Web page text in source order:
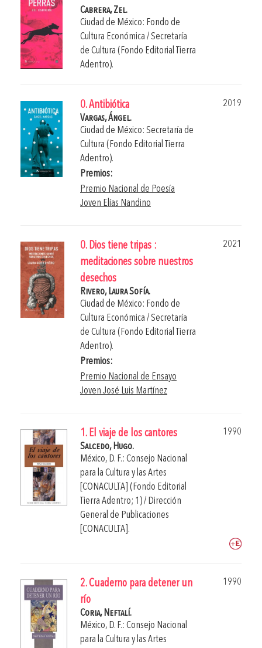
Cabrera, Zel.
Ciudad de México: Fondo de
Cultura Económica / Secretaría
de Cultura (Fondo Editorial Tierra
Adentro).
0. Antibiótica
2019
Vargas, Ángel.
Ciudad de México: Secretaría de
Cultura (Fondo Editorial Tierra
Adentro).
Premios:
Premio Nacional de Poesía
Joven Elías Nandino
0. Dios tiene tripas :
meditaciones sobre nuestros
desechos
2021
Rivero, Laura Sofía.
Ciudad de México: Fondo de
Cultura Económica / Secretaría
de Cultura (Fondo Editorial Tierra
Adentro).
Premios:
Premio Nacional de Ensayo
Joven José Luis Martínez
1. El viaje de los cantores
1990
Salcedo, Hugo.
México, D. F.: Consejo Nacional
para la Cultura y las Artes
[CONACULTA] (Fondo Editorial
Tierra Adentro; 1) / Dirección
General de Publicaciones
[CONACULTA].
2. Cuaderno para detener un
río
1990
Coria, Neftalí.
México, D. F.: Consejo Nacional
para la Cultura y las Artes